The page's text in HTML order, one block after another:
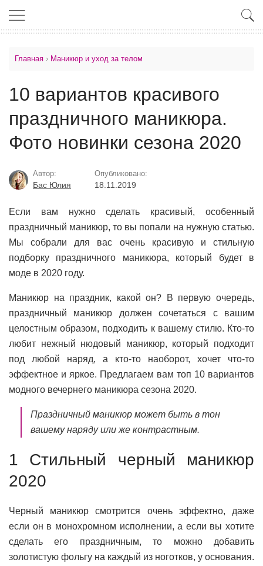
Главная › Маникюр и уход за телом
10 вариантов красивого
праздничного маникюра.
Фото новинки сезона 2020
Автор:
Бас Юлия
Опубликовано:
18.11.2019
Если вам нужно сделать красивый, особенный
праздничный маникюр, то вы попали на нужную статью.
Мы собрали для вас очень красивую и стильную
подборку праздничного маникюра, который будет в
моде в 2020 году.
Маникюр на праздник, какой он? В первую очередь,
праздничный маникюр должен сочетаться с вашим
целостным образом, подходить к вашему стилю. Кто-то
любит нежный нюдовый маникюр, который подходит
под любой наряд, а кто-то наоборот, хочет что-то
эффектное и яркое. Предлагаем вам топ 10 вариантов
модного вечернего маникюра сезона 2020.
Праздничный маникюр может быть в тон
вашему наряду или же контрастным.
1 Стильный черный маникюр
2020
Черный маникюр смотрится очень эффектно, даже
если он в монохромном исполнении, а если вы хотите
сделать его праздничным, то можно добавить
золотистую фольгу на каждый из ноготков, у основания.